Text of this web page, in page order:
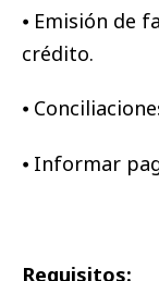
⦁ Emisión de
crédito.
⦁
⦁ Informar
Requisitos: